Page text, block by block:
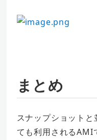
まとめ
スナップショット
ても利用されるAMI